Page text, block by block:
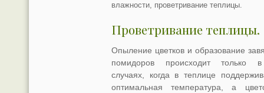
влажности, проветривание теплицы.
Проветривание теплицы.
Опыление цветков и образование
помидоров происходит только
случаях, когда в теплице
оптимальная температура, а